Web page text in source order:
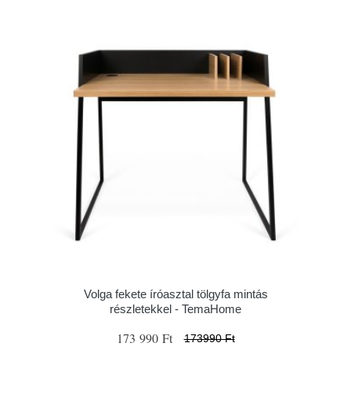
Volga fekete íróasztal tölgyfa mintás
részletekkel - TemaHome
173 990 Ft 173990 Ft